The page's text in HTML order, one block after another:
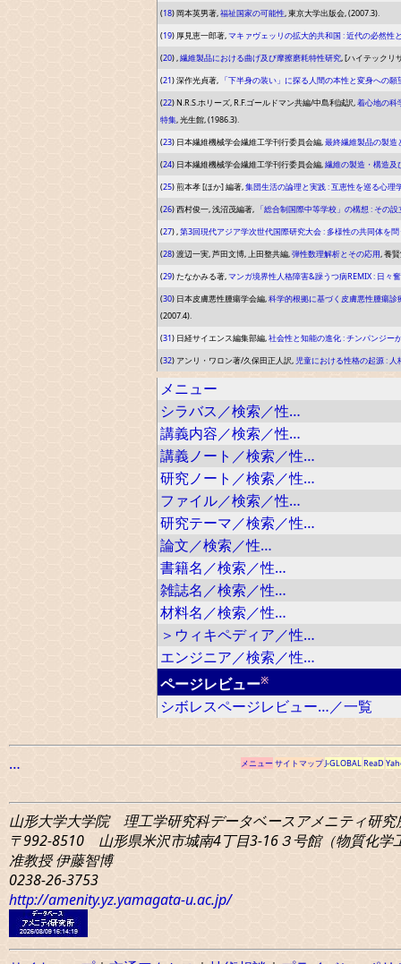
(18) 岡本英男著,福祉国家の可能性, 東京大学出版会, (2007.3).
(19) 厚見恵一郎著,マキァヴェッリの拡大的共和国 : 近代の必然性
(20) ,繊維製品における曲げ及び摩擦磨耗特性研究, [ハイテックリ
(21) 深作光貞著, 「下半身の装い」に探る人間の本性と変身への願
(22) N.R.S.ホリーズ, R.F.ゴールドマン共編/中島利誠訳,着心地の科
特集, 光生館, (1986.3).
(23) 日本繊維機械学会繊維工学刊行委員会編,最終繊維製品の製造
(24) 日本繊維機械学会繊維工学刊行委員会編,繊維の製造・構造及
(25) 煎本孝 [ほか] 編著,集団生活の論理と実践 : 互恵性を巡る心理
(26) 西村俊一, 浅沼茂編著, 「総合制国際中等学校」の構想 : その
(27) ,第3回現代アジア学次世代国際研究大会 : 多様性の共同体を問
(28) 渡辺一実, 芦田文博, 上田整共編,弾性数理解析とその応用, 養
(29) たなかみる著,マンガ境界性人格障害&躁うつ病REMIX : 日々
(30) 日本皮膚悪性腫瘍学会編,科学的根拠に基づく皮膚悪性腫瘍
(2007.4).
(31) 日経サイエンス編集部編,社会性と知能の進化 : チンパンジー
(32) アンリ・ワロン著/久保田正人訳, 児童における性格の起源 :
メニュー
シラバス／検索／性…
講義内容／検索／性…
講義ノート／検索／性…
研究ノート／検索／性…
ファイル／検索／性…
研究テーマ／検索／性…
論文／検索／性…
書籍名／検索／性…
雑誌名／検索／性…
材料名／検索／性…
＞ウィキペディア／性…
エンジニア／検索／性…
ページレビュー※
シボレスページレビュー…／一覧
… メニューサイトマップJ-GLOBALReaD
山形大学大学院 理工学研究科データベースアメニティ研究
〒992-8510 山形県米沢市城南4丁目3-16３号館（物質化学
准教授 伊藤智博
0238-26-3753
http://amenity.yz.yamagata-u.ac.jp/